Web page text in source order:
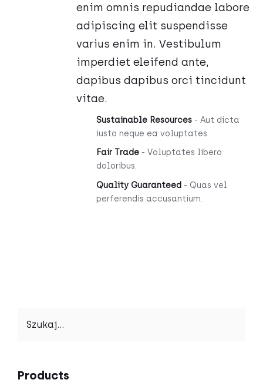
enim omnis repudiandae labore
adipiscing elit suspendisse
varius enim in. Vestibulum
imperdiet eleifend ante,
dapibus dapibus orci tincidunt
vitae.
Sustainable Resources- Aut dicta
iusto neque ea voluptates.
Fair Trade- Voluptates libero
doloribus.
Quality Guaranteed - Quas vel
perferendis accusantium.
Products